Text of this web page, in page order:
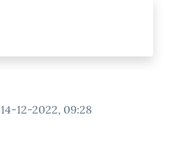
14-12-2022, 09:28